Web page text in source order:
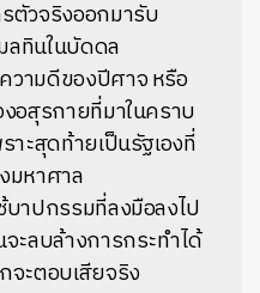
ตัวจริงออกมารับ
ทินในบัดดล
วามดีของปีศาจ หรือ
อสุรกายที่มาในคราบ
ะสุดท้ายเป็นรัฐเองที่
มหาศาล
าปกรรมที่ลงมือลงไป
ะลบล้างการกระทำได้
จะตอบเสียจริง